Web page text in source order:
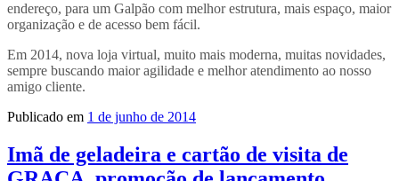
endereço, para um Galpão com melhor estrutura, mais espaço, maior
organização e de acesso bem fácil.
Em 2014, nova loja virtual, muito mais moderna, muitas novidades,
sempre buscando maior agilidade e melhor atendimento ao nosso
amigo cliente.
Publicado em 1 de junho de 2014
Imã de geladeira e cartão de visita de